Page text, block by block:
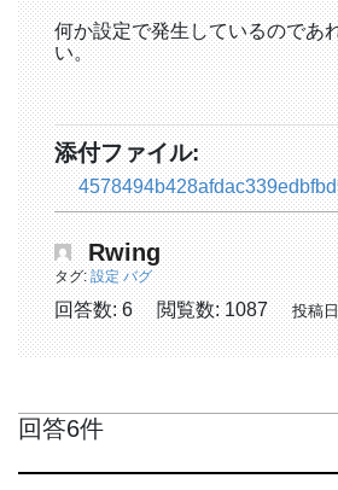
何か設定で発生しているのであ
い。
添付ファイル:
Rwing
タグ:設定 バグ
回答数: 6 閲覧数: 1087 投稿
回答6件